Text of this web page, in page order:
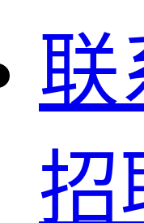
联
招